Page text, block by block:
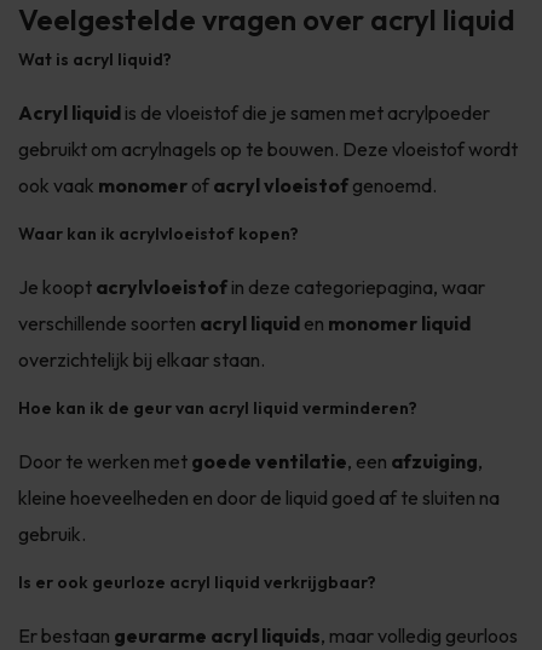
Veelgestelde vragen over acryl liquid
Wat is acryl liquid?
Acryl liquid is de vloeistof die je samen met acrylpoeder
gebruikt om acrylnagels op te bouwen. Deze vloeistof wordt
ook vaak monomer of acryl vloeistof genoemd.
Waar kan ik acrylvloeistof kopen?
Je koopt acrylvloeistof in deze categoriepagina, waar
verschillende soorten acryl liquid en monomer liquid
overzichtelijk bij elkaar staan.
Hoe kan ik de geur van acryl liquid verminderen?
Door te werken met goede ventilatie, een afzuiging,
kleine hoeveelheden en door de liquid goed af te sluiten na
gebruik.
Is er ook geurloze acryl liquid verkrijgbaar?
Er bestaan geurarme acryl liquids, maar volledig geurloos